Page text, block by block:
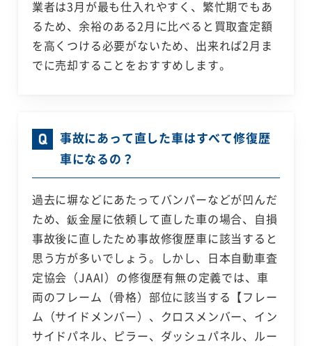
業者は3月が最も仕入れやすく、繁忙期でもあ
るため、余裕のある2月に比べると買取査定額
を高くつける必要がないため、出来れば2月ま
でに売却することをおすすめします。
事故にあって直した車はすべて修復歴
車になるの？
過去に塀などにあたってバンパーなどが凹んだ
ため、鈑金屋に依頼して直した車の場合、自損
事故後に直したため事故修復歴車に該当すると
思う方が多いでしょう。しかし、日本自動車査
定協会（JAAI）の修復歴有無の定義では、車
両のフレーム（骨格）部位に該当する【フレー
ム（サイドメンバー）、クロスメンバー、イン
サイドパネル、ピラー、ダッシュパネル、ルー